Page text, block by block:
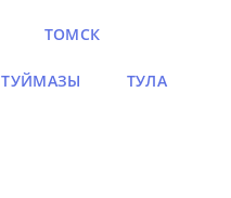
ТОМСК
ТУЙМАЗЫ ТУЛА